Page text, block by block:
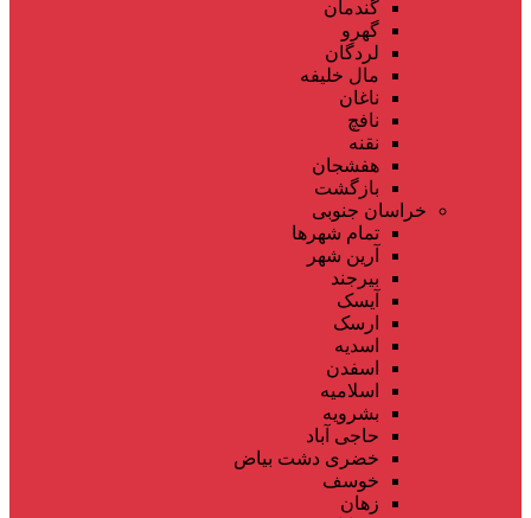
گندمان
گهرو
لردگان
مال خلیفه
ناغان
نافچ
نقنه
هفشجان
بازگشت
خراسان جنوبی
تمام شهر‌ها
آرین شهر
بیرجند
آیسک
ارسک
اسدیه
اسفدن
اسلامیه
بشرویه
حاجی آباد
خضری دشت بیاض
خوسف
زهان